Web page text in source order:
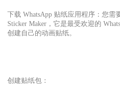
下载 WhatsApp 贴纸应用程序：您需
Sticker Maker，它是最受欢迎的
创建自己的动画贴纸。
创建贴纸包：